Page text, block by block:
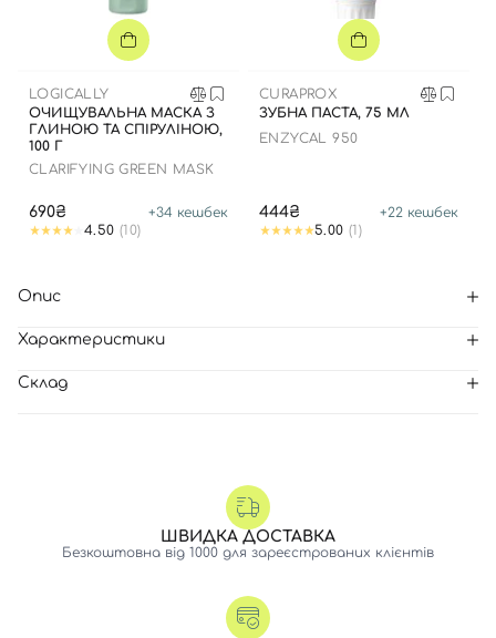
LOGICALLY
ОЧИЩУВАЛЬНА МАСКА З
ГЛИНОЮ ТА СПІРУЛІНОЮ,
100 Г
CLARIFYING GREEN MASK
690₴ +34 кешбек
4.50 (10)
CURAPROX
ЗУБНА ПАСТА, 75 МЛ
ENZYCAL 950
444₴ +22 кешбек
5.00 (1)
Опис
Характеристики
Склад
ШВИДКА ДОСТАВКА
Безкоштовна від 1000 для зареєстрованих клієнтів